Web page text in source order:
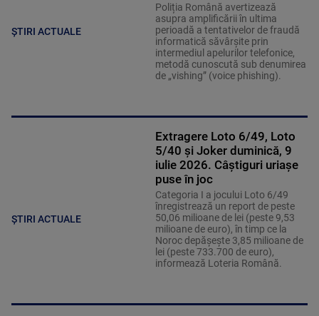
ȘTIRI ACTUALE
Poliția Română avertizează
asupra amplificării în ultima
perioadă a tentativelor de fraudă
informatică săvârșite prin
intermediul apelurilor telefonice,
metodă cunoscută sub denumirea
de „vishing” (voice phishing).
ȘTIRI ACTUALE
Extragere Loto 6/49, Loto
5/40 și Joker duminică, 9
iulie 2026. Câștiguri uriașe
puse în joc
Categoria I a jocului Loto 6/49
înregistrează un report de peste
50,06 milioane de lei (peste 9,53
milioane de euro), în timp ce la
Noroc depăşeşte 3,85 milioane de
lei (peste 733.700 de euro),
informează Loteria Română.